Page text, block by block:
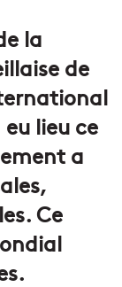
la
de
lieu ce
a
Ce